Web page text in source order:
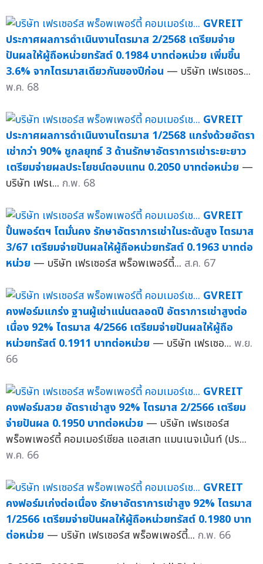
GVREIT
ประกาศผลการดำเนินงานไตรมาส 2/2568 เตรียมจ่าย
ปันผลให้ผู้ถือหน่วยทรัสต์ 0.1984 บาทต่อหน่วย เพิ่มขึ้น
3.6% จากไตรมาสเดียวกันของปีก่อน — บริษัท เฟรเซอร...
พ.ค. 68
GVREIT
ประกาศผลการดำเนินงานไตรมาส 1/2568 แกร่งด้วยอัตรา
เช่ากว่า 90% ชูกลยุทธ์ 3 ด้านรักษาอัตราการเช่าระยะยาว
เตรียมจ่ายผลประโยชน์ตอบแทน 0.2050 บาทต่อหน่วย —
บริษัท เฟรเ... ก.พ. 68
GVREIT
ปั้นพอร์ตฯ โตมั่นคง รักษาอัตราการเช่าในระดับสูง ไตรมาส
3/67 เตรียมจ่ายปันผลให้ผู้ถือหน่วยทรัสต์ 0.1963 บาทต่อ
หน่วย — บริษัท เฟรเซอร์ส พร็อพเพอร์ตี้... ส.ค. 67
GVREIT
คงฟอร์มแกร่ง ฐานผู้เช่าแน่นตลอดปี อัตราการเช่าสูงต่อ
เนื่อง 92% ไตรมาส 4/2566 เตรียมจ่ายปันผลให้ผู้ถือ
หน่วยทรัสต์ 0.1911 บาทต่อหน่วย — บริษัท เฟรเซอ... พ.ย.
66
GVREIT
คงฟอร์มสวย อัตราเช่าสูง 92% ไตรมาส 2/2566 เตรียม
จ่ายปันผล 0.1950 บาทต่อหน่วย — บริษัท เฟรเซอร์ส
พร็อพเพอร์ตี้ คอมเมอร์เชียล แอสเสท แมนเนจเม้นท์ (ปร...
พ.ค. 66
GVREIT
คงฟอร์มเก่งต่อเนื่อง รักษาอัตราการเช่าสูง 92% ไตรมาส
1/2566 เตรียมจ่ายปันผลให้ผู้ถือหน่วยทรัสต์ 0.1980 บาท
ต่อหน่วย — บริษัท เฟรเซอร์ส พร็อพเพอร์ตี้... ก.พ. 66